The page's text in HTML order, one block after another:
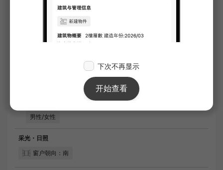
境舒适。公共区域设有快递柜，可实现无接触收
源配有自行车停放处。如果您正在田端周边寻找
住所，请通过本公司寻找房源。只要通过本公
司，一定能为您找到符合您期望条件的房源。
户型图： 1R 房型：公寓
信息技术简报：
男性/女性
采光・日照
窗户朝向：南